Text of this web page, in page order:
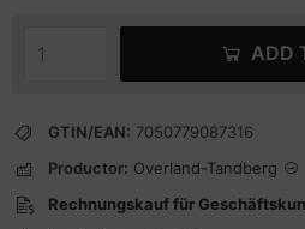
ADD
GTIN/EAN: 7050779087316
Productor: Overland-Tandberg
Rechnungskauf für